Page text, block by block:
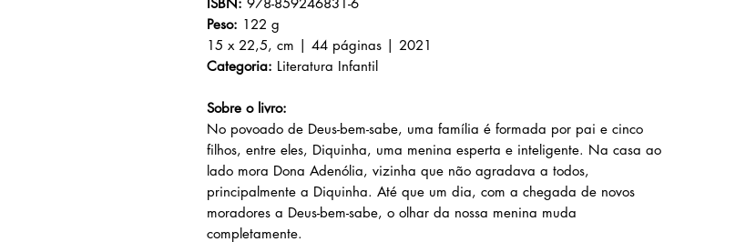
Peso: 122 g
15 x 22,5, cm | 44 páginas | 2021
Categoria: Literatura Infantil
Sobre o livro:
No povoado de Deus-bem-sabe, uma família é formada por pai e cinco
filhos, entre eles, Diquinha, uma menina esperta e inteligente. Na casa ao
lado mora Dona Adenólia, vizinha que não agradava a todos,
principalmente a Diquinha. Até que um dia, com a chegada de novos
moradores a Deus-bem-sabe, o olhar da nossa menina muda
completamente.